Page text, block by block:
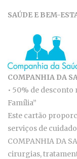
SAÚDE E BEM-
COMPANHIA DA
• 50% de desconto
Família”
Este cartão
serviços de
COMPANHIA DA
cirurgias,